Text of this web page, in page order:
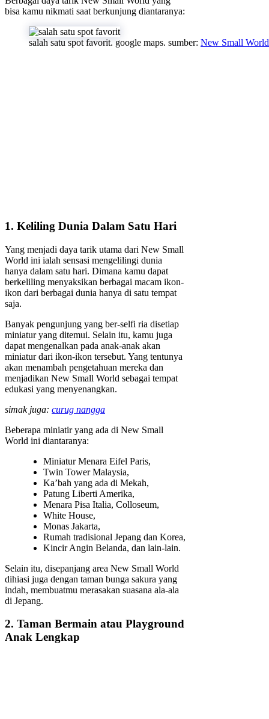
bisa kamu nikmati saat berkunjung diantaranya:
salah satu spot favorit. google maps. sumber: New Small
1. Keliling Dunia Dalam Satu Hari
Yang menjadi daya tarik utama dari New Small
World ini ialah sensasi mengelilingi dunia
hanya dalam satu hari. Dimana kamu dapat
berkeliling menyaksikan berbagai macam ikon-
ikon dari berbagai dunia hanya di satu tempat
saja.
Banyak pengunjung yang ber-selfi ria disetiap
miniatur yang ditemui. Selain itu, kamu juga
dapat mengenalkan pada anak-anak akan
miniatur dari ikon-ikon tersebut. Yang tentunya
akan menambah pengetahuan mereka dan
menjadikan New Small World sebagai tempat
edukasi yang menyenangkan.
simak juga: curug nangga
Beberapa miniatir yang ada di New Small
World ini diantaranya:
Miniatur Menara Eifel Paris,
Twin Tower Malaysia,
Ka’bah yang ada di Mekah,
Patung Liberti Amerika,
Menara Pisa Italia, Colloseum,
White House,
Monas Jakarta,
Rumah tradisional Jepang dan Korea,
Kincir Angin Belanda, dan lain-lain.
Selain itu, disepanjang area New Small World
dihiasi juga dengan taman bunga sakura yang
indah, membuatmu merasakan suasana ala-ala
di Jepang.
2. Taman Bermain atau Playground
Anak Lengkap